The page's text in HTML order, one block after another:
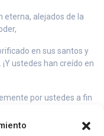
eterna, alejados de la
en sus santos y
ustedes han creído en
por ustedes a fin
y toda acción inspirada